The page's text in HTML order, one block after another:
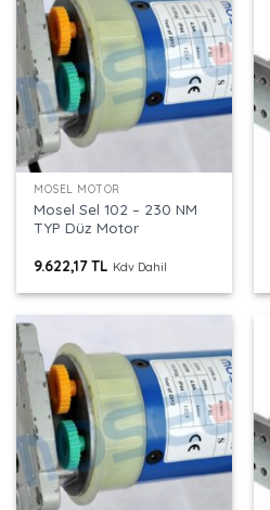
MOSEL MOTOR
Mosel Sel 102 – 230 NM
TYP Düz Motor
9.622,17TL Kdv Dahil